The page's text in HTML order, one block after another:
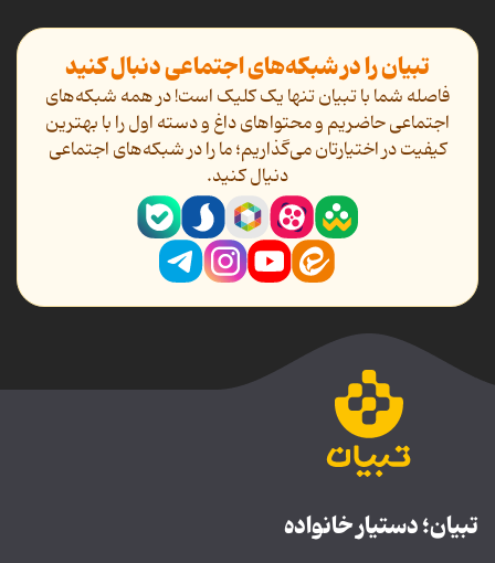
تبیان را در شبکه‌های اجتماعی دنبال کنید
فاصله شما با تبیان تنها یک کلیک است! در همه شبکه‌های
اجتماعی حاضریم و محتواهای داغ و دسته اول را با بهترین
کیفیت در اختیارتان می‌گذاریم؛ ما را در شبکه‌های اجتماعی
دنیال کنید.
تبیان؛ دستیار خانواده